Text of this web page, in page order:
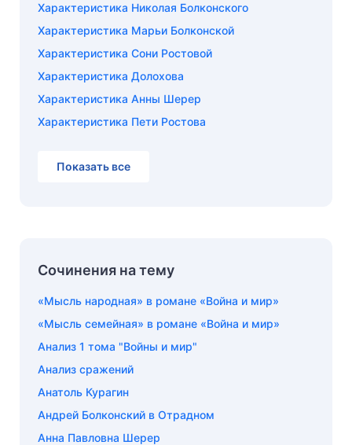
Характеристика Николая Болконского
Характеристика Марьи Болконской
Характеристика Сони Ростовой
Характеристика Долохова
Характеристика Анны Шерер
Характеристика Пети Ростова
Показать все
Сочинения на тему
«Мысль народная» в романе «Война и мир»
«Мысль семейная» в романе «Война и мир»
Анализ 1 тома "Войны и мир"
Анализ сражений
Анатоль Курагин
Андрей Болконский в Отрадном
Анна Павловна Шерер